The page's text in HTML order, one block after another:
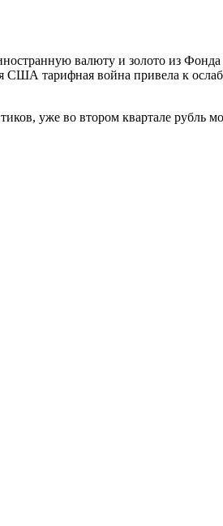
валюту и золото из Фонда
тарифная война привела к
уже во втором квартале рубль